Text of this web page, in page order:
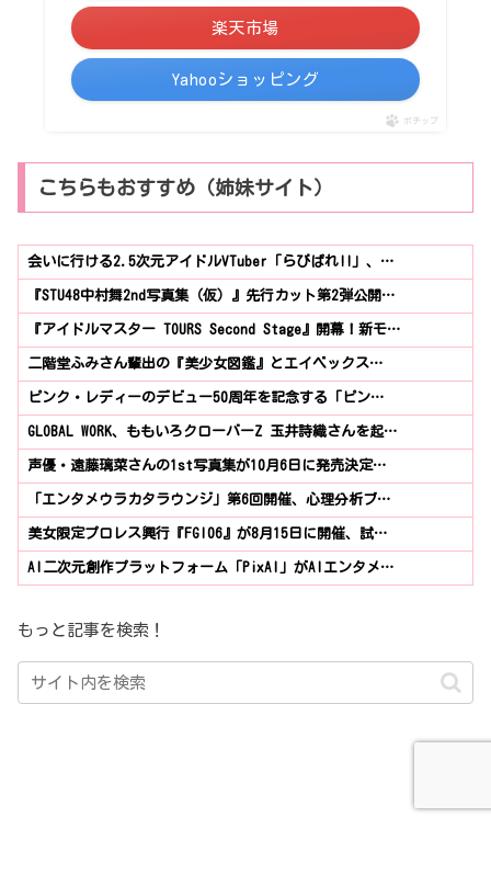
楽天市場
Yahooショッピング
ポチップ
こちらもおすすめ（姉妹サイト）
会いに行ける2.5次元アイドルVTuber「らびぱれ!!」、…
『STU48中村舞2nd写真集（仮）』先行カット第2弾公開…
『アイドルマスター TOURS Second Stage』開幕！新モ…
二階堂ふみさん輩出の『美少女図鑑』とエイベックス…
ピンク・レディーのデビュー50周年を記念する「ピン…
GLOBAL WORK、ももいろクローバーZ 玉井詩織さんを起…
声優・遠藤璃菜さんの1st写真集が10月6日に発売決定…
「エンタメウラカタラウンジ」第6回開催、心理分析ブ…
美女限定プロレス興行『FGI06』が8月15日に開催、試…
AI二次元創作プラットフォーム「PixAI」がAIエンタメ…
もっと記事を検索！